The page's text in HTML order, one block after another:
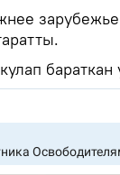
бараткан